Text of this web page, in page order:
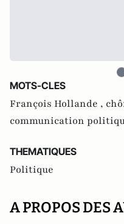
MOTS-CLES
François Hollande ,
communication
THEMATIQUES
Politique
A PROPOS DES